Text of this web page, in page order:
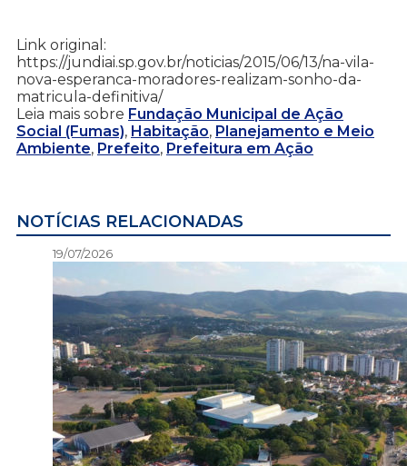
Link original:
https://jundiai.sp.gov.br/noticias/2015/06/13/na-vila-
nova-esperanca-moradores-realizam-sonho-da-
matricula-definitiva/
Leia mais sobre Fundação Municipal de Ação
Social (Fumas), Habitação, Planejamento e Meio
Ambiente, Prefeito, Prefeitura em Ação
NOTÍCIAS RELACIONADAS
19/07/2026